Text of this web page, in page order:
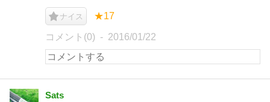
ナイス ★17
コメント(0) 2016/01/22
Sats